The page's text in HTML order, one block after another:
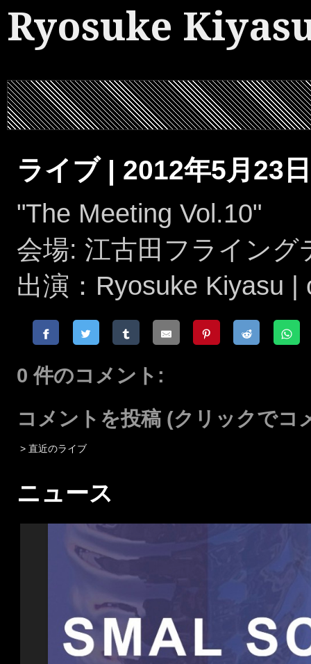
Ryosuke
ライブ | 2012年5月23
"The Meeting Vol.10"
会場: 江古田フライング
出演：Ryosuke Kiyasu
0 件のコメント:
コメントを投稿 (クリックでコ
> 直近のライブ
ニュース